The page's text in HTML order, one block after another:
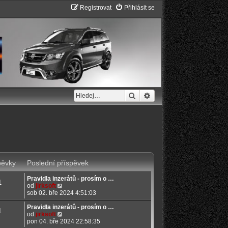
Přihlásit se
Registrovat
Hledat Pokročilé hledání
Poslední příspěvek
Pravidla inzerátů - prosím o …
od jirksoft
o
b
r
z
sob 02. bře 2024 4:51:03
Pravidla inzerátů - prosím o …
od jirksoft
o
pon 04. bře 2024 22:58:35